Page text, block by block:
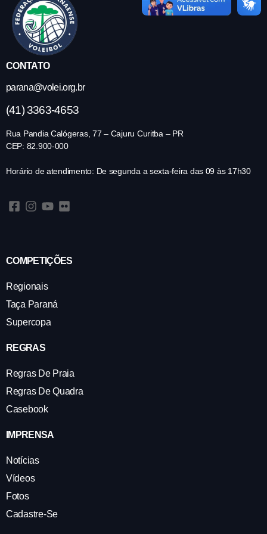
CONTATO
parana@volei.org.br
(41) 3363-4653
Rua Pandia Calógeras, 77 – Cajuru Curitba – PR
CEP: 82.900-000
Horário de atendimento: De segunda a sexta-feira das 09 às 17h30
COMPETIÇÕES
Regionais
Taça Paraná
Supercopa
REGRAS
Regras De Praia
Regras De Quadra
Casebook
IMPRENSA
Notícias
Vídeos
Fotos
Cadastre-Se